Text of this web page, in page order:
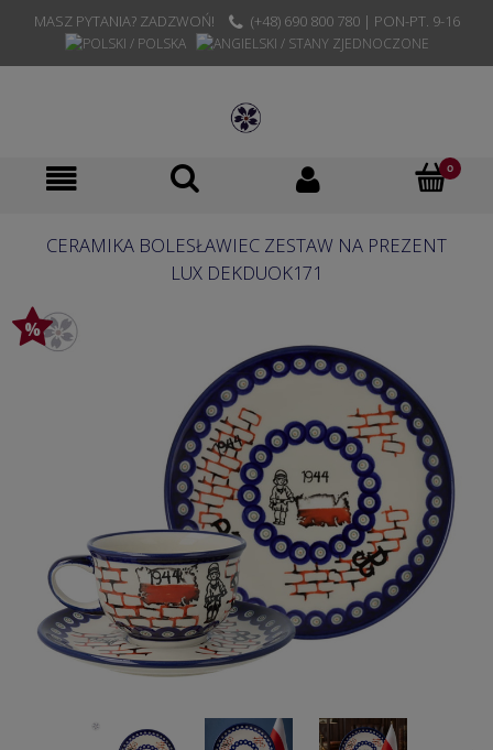
MASZ PYTANIA? ZADZWOŃ! (+48) 690 800 780 | PON-PT. 9-16
CERAMIKA BOLESŁAWIEC ZESTAW NA PREZENT
LUX DEKDUOK171